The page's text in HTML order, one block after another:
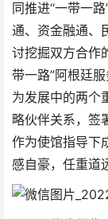
同推进“一带一
通、资金融通、
讨挖掘双方合作
带一路”阿根廷
为发展中的两个
略伙伴关系，签
作为使馆指导下
感自豪，任重道